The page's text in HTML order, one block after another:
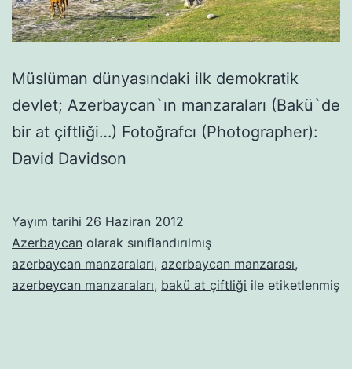
Müslüman dünyasındaki ilk demokratik
devlet; Azerbaycan`ın manzaraları (Bakü`de
bir at çiftliği…) Fotoğrafcı (Photographer):
David Davidson
Yayım tarihi 26 Haziran 2012
Azerbaycan olarak sınıflandırılmış
azerbaycan manzaraları, azerbaycan manzarası,
azerbeycan manzaraları, bakü at çiftliği ile etiketlenmiş